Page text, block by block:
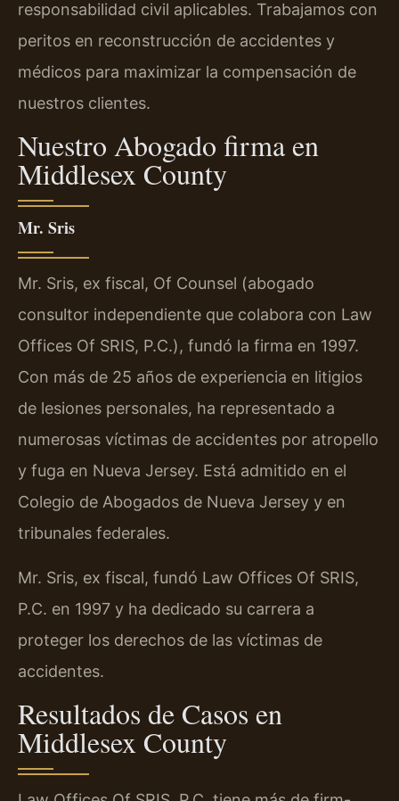
responsabilidad civil aplicables. Trabajamos con
peritos en reconstrucción de accidentes y
médicos para maximizar la compensación de
nuestros clientes.
Nuestro Abogado firma en
Middlesex County
Mr. Sris
Mr. Sris, ex fiscal, Of Counsel (abogado
consultor independiente que colabora con Law
Offices Of SRIS, P.C.), fundó la firma en 1997.
Con más de 25 años de experiencia en litigios
de lesiones personales, ha representado a
numerosas víctimas de accidentes por atropello
y fuga en Nueva Jersey. Está admitido en el
Colegio de Abogados de Nueva Jersey y en
tribunales federales.
Mr. Sris, ex fiscal, fundó Law Offices Of SRIS,
P.C. en 1997 y ha dedicado su carrera a
proteger los derechos de las víctimas de
accidentes.
Resultados de Casos en
Middlesex County